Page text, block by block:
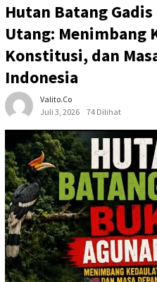
Hutan Batang
Utang: Menimbang
Konstitusi, dan
Indonesia
Valito.co
Juli 3, 2026
74 Dilihat